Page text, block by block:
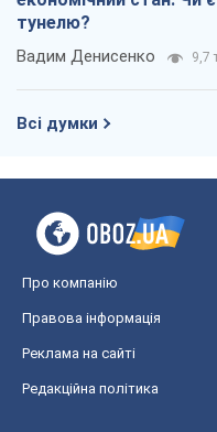
тунелю?
Вадим Денисенко 9,7
Всі думки
Про компанію
Правова інформація
Реклама на сайті
Редакційна політика